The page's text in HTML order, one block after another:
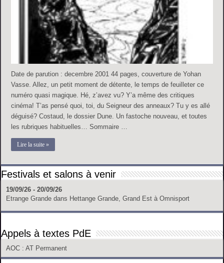
Date de parution : decembre 2001 44 pages, couverture de Yohan
Vasse. Allez, un petit moment de détente, le temps de feuilleter ce
numéro quasi magique. Hé, z’avez vu? Y’a même des critiques
cinéma! T’as pensé quoi, toi, du Seigneur des anneaux? Tu y es allé
déguisé? Costaud, le dossier Dune. Un fastoche nouveau, et toutes
les rubriques habituelles… Sommaire …
Lire la suite »
Festivals et salons à venir
19/09/26 - 20/09/26
Etrange Grande dans Hettange Grande, Grand Est à Omnisport
Appels à textes PdE
AOC : AT Permanent